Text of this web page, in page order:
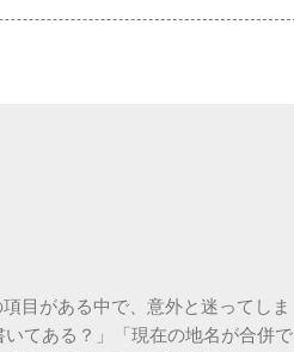
目がある中で、意外と迷ってしま
てある？」「現在の地名が合併で